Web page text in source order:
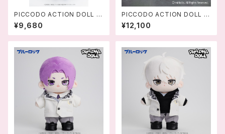
PICCODO ACTION DOLL 銀
魂 坂田銀時 デフォルメドール -
4589565820309
¥9,680
PICCODO ACTION DOLL X
崩壊:スターレイル 景元(けいげ
ん) デフォルメドール ‐ 694
2421153511
¥12,100